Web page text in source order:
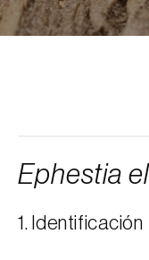
Arañuelo del
xanthenes)
Ephestia
1. Identificación